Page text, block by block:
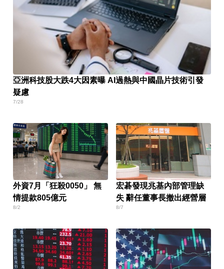
亞洲科技股大跌4大因素曝 AI過熱與中國晶片技術引發
疑慮
7/28
外資7月「狂殺0050」 無
情提款805億元
8/2
宏碁發現兆基內部管理缺
失 辭任董事長撤出經營層
8/7